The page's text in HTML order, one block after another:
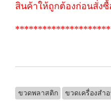
สินค้าให้ถูกต้องก่อนสั่งซื้
ขวดพลาสติก ขวดเครื่องสำอ